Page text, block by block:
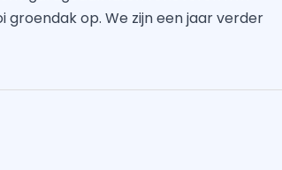
groendak op. We zijn een jaar verder